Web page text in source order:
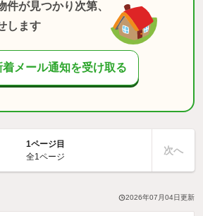
件が見つかり次第、
します
着メール通知を受け取る
1ページ目
全1ページ
次へ
2026年07月04日更新